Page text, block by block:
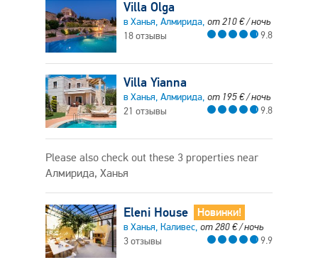
Villa Olga
в Ханья, Алмирида, от210€/ ночь
18 отзывы
9.8
Villa Yianna
в Ханья, Алмирида, от 195€/ ночь
21 отзывы
9.8
Please also check out these 3 properties near
Алмирида, Ханья
Eleni House Новинки!
в Ханья, Каливес, от280€/ ночь
3 отзывы
9.9